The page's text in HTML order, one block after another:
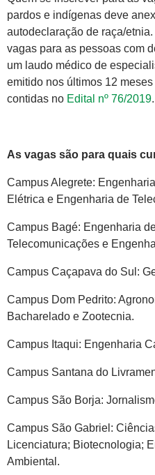
pardos e indígenas deve
autodeclaração de raça/
vagas para as pessoas com
um laudo médico de
emitido nos últimos 12
contidas no Edital nº 76/2019.
As vagas são para quais
Campus Alegrete:
Elétrica e Engenharia de
Campus Bagé: Engenharia
Telecomunicações e
Campus Caçapava do Sul:
Campus Dom Pedrito:
Bacharelado e Zootecnia.
Campus Itaqui: Engenharia
Campus Santana do
Campus São Borja:
Campus São Gabriel:
Licenciatura; Biotecnologia;
Ambiental.